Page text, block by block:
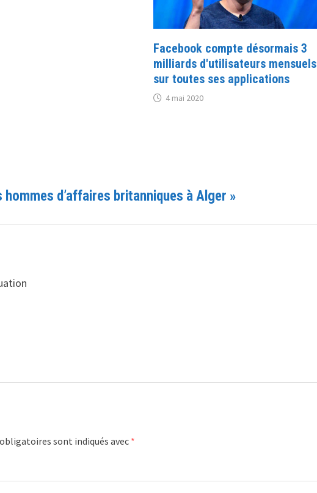
Facebook compte désormais 3
milliards d'utilisateurs mensuels
sur toutes ses applications
4 mai 2020
hommes d’affaires britanniques à Alger »
sont indiqués avec *